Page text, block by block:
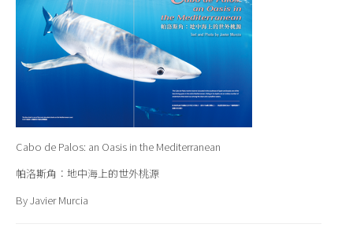
Cabo de Palos: an Oasis in the Mediterranean
帕洛斯角：地中海上的世外桃源
By Javier Murcia